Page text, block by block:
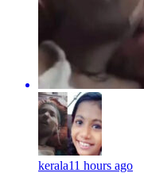
kerala11 hours ago